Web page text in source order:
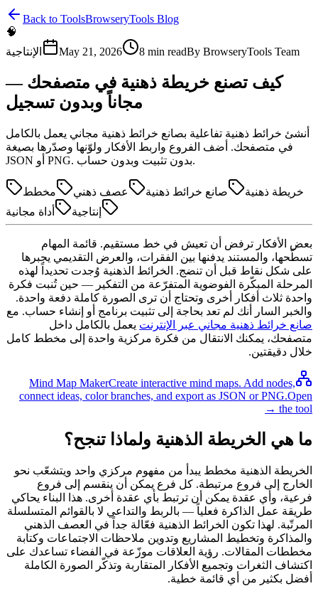
Back to ToolsBrowseryTools Blog
🧠
الإنتاجية
May 21, 2026 8 min readBy BrowseryTools Team
كيف تصنع خريطة ذهنية في متصفحك —
مجاناً وبدون تسجيل
أنشئ خرائط ذهنية تفاعلية بصانع خرائط ذهنية مجاني يعمل بالكامل
في متصفحك. أضف الفروع واربط الأفكار ولوّنها وصدّرها بصيغة
JSON أو PNG. بدون تثبيت وبدون حساب.
خريطة ذهنية صانع خرائط ذهنية عصف ذهني
مخطط
إنتاجية
أداة مجانية
بعض الأفكار ترفض أن تعيش في خط مستقيم. قائمة المهام
تسطّحها، والمستند يدفنها بين الفقرات، والعرض التقديمي يجبرها
على شكل نقاط قبل أن تنضج. الخرائط الذهنية وُجدت تحديداً لهذه
المرحلة المبكّرة الفوضوية المتفرّعة من التفكير — حين تُنبت فكرة
واحدة ثلاث أفكار أخرى وتحتاج أن ترى الصورة كاملة دفعة واحدة.
والخبر السار أنك لم تعد بحاجة إلى تثبيت برنامج أو إنشاء حساب. مع
صانع خرائط ذهنية مجاني عبر الإنترنت يعمل بالكامل داخل
متصفحك، يمكنك الانتقال من فكرة مركزية واحدة إلى مخطط كامل
خلال دقيقتين.
Mind Map MakerCreate interactive mind maps. Add nodes,
connect ideas, color branches, and export as JSON or PNG.Open
the tool →
ما هي الخريطة الذهنية ولماذا تنجح؟
الخريطة الذهنية مخطط يبدأ من مفهوم مركزي واحد ويتشعّب نحو
الخارج إلى فروع مرتبطة. كل فرع يمكن أن ينقسم إلى فروع
فرعية، وأي عقدة يمكن أن ترتبط بأي عقدة أخرى. هذا البناء يحاكي
طريقة عمل الذاكرة فعلياً — بالربط والتداعي لا بالقوائم المتسلسلة
المرتّبة. لهذا تكون الخرائط الذهنية فعّالة جداً في العصف الذهني
والمذاكرة وتخطيط المشاريع وتدوين ملاحظات الاجتماعات وكتابة
مخططات المقالات. رؤية العلاقات موزّعة في الفضاء تساعدك على
اكتشاف الثغرات وتجميع الأفكار المتقاربة وتذكّر الصورة الكاملة
أفضل بكثير من أي قائمة خطية.